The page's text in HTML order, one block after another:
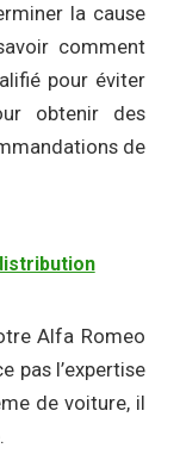
la cause
comment
pour éviter
obtenir des
de
Alfa Romeo
pas l’expertise
de voiture, il